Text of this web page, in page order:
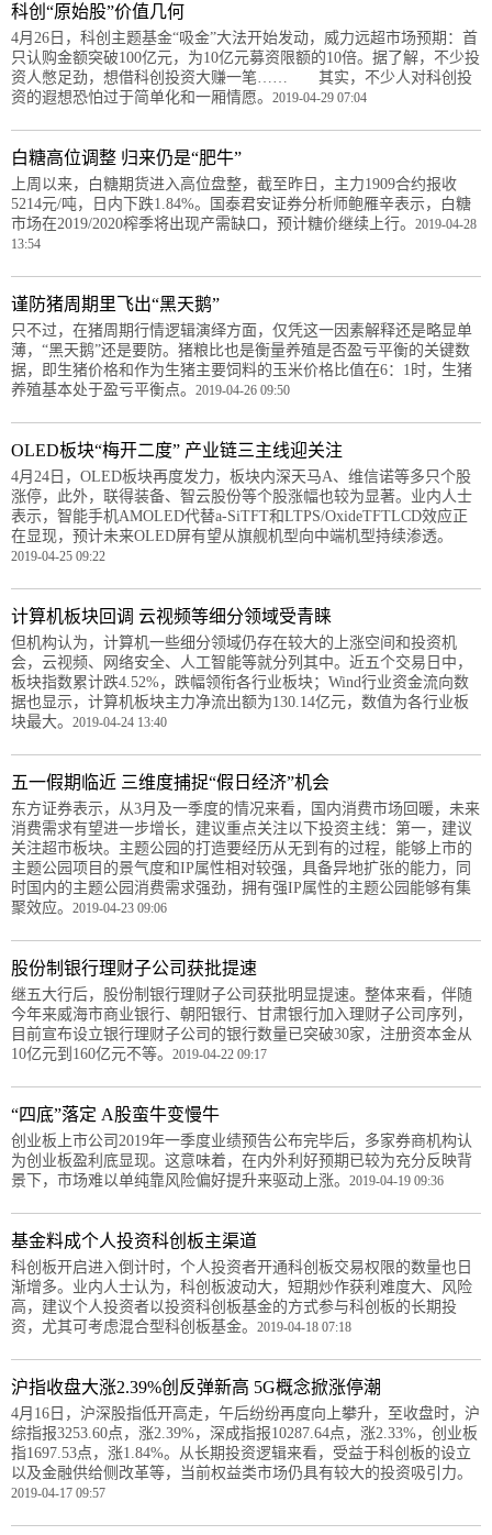
科创“原始股”价值几何
4月26日，科创主题基金“吸金”大法开始发动，威力远超市场预期：首
只认购金额突破100亿元，为10亿元募资限额的10倍。据了解，不少投
资人憋足劲，想借科创投资大赚一笔…… 其实，不少人对科创投
资的遐想恐怕过于简单化和一厢情愿。 2019-04-29 07:04
白糖高位调整 归来仍是“肥牛”
上周以来，白糖期货进入高位盘整，截至昨日，主力1909合约报收
5214元/吨，日内下跌1.84%。国泰君安证券分析师鲍雁辛表示，白糖
市场在2019/2020榨季将出现产需缺口，预计糖价继续上行。 2019-04-28
13:54
谨防猪周期里飞出“黑天鹅”
只不过，在猪周期行情逻辑演绎方面，仅凭这一因素解释还是略显单
薄，“黑天鹅”还是要防。猪粮比也是衡量养殖是否盈亏平衡的关键数
据，即生猪价格和作为生猪主要饲料的玉米价格比值在6：1时，生猪
养殖基本处于盈亏平衡点。 2019-04-26 09:50
OLED板块“梅开二度” 产业链三主线迎关注
4月24日，OLED板块再度发力，板块内深天马A、维信诺等多只个股
涨停，此外，联得装备、智云股份等个股涨幅也较为显著。业内人士
表示，智能手机AMOLED代替a-SiTFT和LTPS/OxideTFTLCD效应正
在显现，预计未来OLED屏有望从旗舰机型向中端机型持续渗透。
2019-04-25 09:22
计算机板块回调 云视频等细分领域受青睐
但机构认为，计算机一些细分领域仍存在较大的上涨空间和投资机
会，云视频、网络安全、人工智能等就分列其中。近五个交易日中，
板块指数累计跌4.52%，跌幅领衔各行业板块；Wind行业资金流向数
据也显示，计算机板块主力净流出额为130.14亿元，数值为各行业板
块最大。 2019-04-24 13:40
五一假期临近 三维度捕捉“假日经济”机会
东方证券表示，从3月及一季度的情况来看，国内消费市场回暖，未来
消费需求有望进一步增长，建议重点关注以下投资主线：第一，建议
关注超市板块。主题公园的打造要经历从无到有的过程，能够上市的
主题公园项目的景气度和IP属性相对较强，具备异地扩张的能力，同
时国内的主题公园消费需求强劲，拥有强IP属性的主题公园能够有集
聚效应。 2019-04-23 09:06
股份制银行理财子公司获批提速
继五大行后，股份制银行理财子公司获批明显提速。整体来看，伴随
今年来威海市商业银行、朝阳银行、甘肃银行加入理财子公司序列，
目前宣布设立银行理财子公司的银行数量已突破30家，注册资本金从
10亿元到160亿元不等。 2019-04-22 09:17
“四底”落定 A股蛮牛变慢牛
创业板上市公司2019年一季度业绩预告公布完毕后，多家券商机构认
为创业板盈利底显现。这意味着，在内外利好预期已较为充分反映背
景下，市场难以单纯靠风险偏好提升来驱动上涨。 2019-04-19 09:36
基金料成个人投资科创板主渠道
科创板开启进入倒计时，个人投资者开通科创板交易权限的数量也日
渐增多。业内人士认为，科创板波动大，短期炒作获利难度大、风险
高，建议个人投资者以投资科创板基金的方式参与科创板的长期投
资，尤其可考虑混合型科创板基金。 2019-04-18 07:18
沪指收盘大涨2.39%创反弹新高 5G概念掀涨停潮
4月16日，沪深股指低开高走，午后纷纷再度向上攀升，至收盘时，沪
综指报3253.60点，涨2.39%，深成指报10287.64点，涨2.33%，创业板
指1697.53点，涨1.84%。从长期投资逻辑来看，受益于科创板的设立
以及金融供给侧改革等，当前权益类市场仍具有较大的投资吸引力。
2019-04-17 09:57